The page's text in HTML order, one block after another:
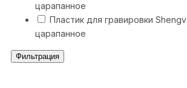
царапанное
Пластик для гравировки
царапанное
Фильтрация